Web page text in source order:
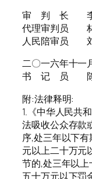
审 判 长 李
代理审判员
人民陪审员
二〇一六年十一
书 记 员
附:法律释明:
1.《中华人民共
法吸收公众存款
序,处三年以下
元以上二十万元
节的,处三年以
五十万元以下罚